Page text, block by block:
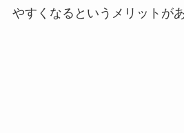
やすくなるというメリットがあ